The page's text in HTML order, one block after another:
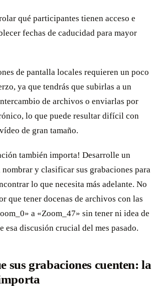
qué participantes tienen acceso e
fechas de caducidad para mayor
de pantalla locales requieren un poco
ya que tendrás que subirlas a un
de archivos o enviarlas por
lo que puede resultar difícil con
de gran tamaño.
también importa! Desarrolle un
nombrar y clasificar sus grabaciones para
lo que necesita más adelante. No
que tener docenas de archivos con las
a «Zoom_47» sin tener ni idea de
esa discusión crucial del mes pasado.
sus grabaciones cuenten: la